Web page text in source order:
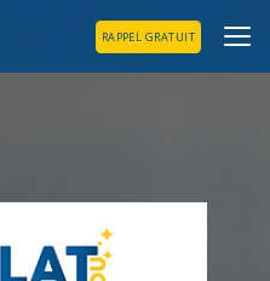
RAPPEL GRATUIT